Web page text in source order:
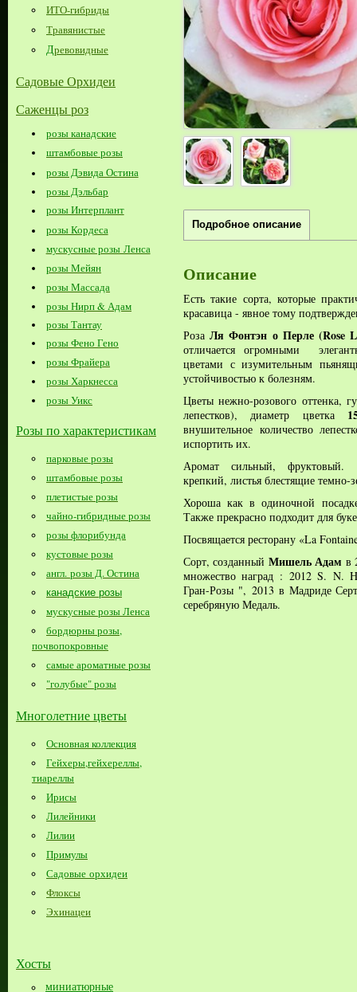
ИТО-гибриды
Травянистые
Древовидные
Садовые Орхидеи
Саженцы роз
розы канадские
штамбовые розы
розы Дэвида Остина
розы Дэльбар
розы Интерплант
розы Кордеса
мускусные розы Ленса
розы Мейян
розы Массада
розы Нирп & Адам
розы Тантау
розы Фено Гено
розы Фрайера
розы Харкнесса
розы Уикс
Розы по характеристикам
парковые розы
штамбовые розы
плетистые розы
чайно-гибридные розы
розы флорибунда
кустовые розы
англ. розы Д. Остина
канадские розы
мускусные розы Ленса
бордюрны розы,
почвопокровные
самые ароматные розы
"голубые" розы
Многолетние цветы
Основная коллекция
Гейхеры,гейхереллы,
тиареллы
Ирисы
Лилейники
Лилии
Примулы
Садовые орхидеи
Флоксы
Эхинацеи
Хосты
миниатюрные
Подробное описание
Описание
Есть такие сорта, которые
красавица - явное тому
РозаЛя Фонтэн о Перле (Rose
отличается огромными
цветами с изумительным
устойчивостью к болезням.
Цветы нежно-розового оттенка,
лепестков), диаметр цветка
внушительное количество
испортить их.
Аромат сильный, фруктовый.
крепкий, листья блестящие темно-
Хороша как в одиночной
Также прекрасно подходит для
Посвящается ресторану «La
Сорт, созданный Мишель Адам в
множество наград : 2012 S. N.
Гран-Розы ", 2013 в Мадриде
серебряную Медаль.